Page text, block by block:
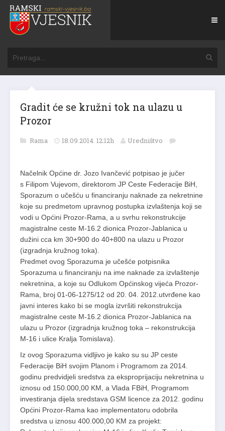
Gradit će se kružni tok na ulazu u
Prozor
Rama 18.09.2014. 12:12h Uredništvo
Načelnik Općine dr. Jozo Ivančević potpisao je jučer
s Filipom Vujevom, direktorom JP Ceste Federacije BiH,
Sporazum o učešću u financiranju naknade za nekretnine
koje su predmetom upravnog postupka izvlaštenja koji se
vodi u Općini Prozor-Rama, a u svrhu rekonstrukcije
magistralne ceste M-16.2 dionica Prozor-Jablanica u
dužini cca km 30+900 do 40+800 na ulazu u Prozor
(izgradnja kružnog toka).
Predmet ovog Sporazuma je učešće potpisnika
Sporazuma u financiranju na ime naknade za izvlaštenje
nekretnina, a koje su Odlukom Općinskog vijeća Prozor-
Rama, broj 01-06-1275/12 od 20. 04. 2012.utvrđene kao
javni interes kako bi se mogla izvršiti rekonstrukcija
magistralne ceste M-16.2 dionica Prozor-Jablanica na
ulazu u Prozor (izgradnja kružnog toka – rekonstrukcija
M-16 i ulice Kralja Tomislava).
Iz ovog Sporazuma vidljivo je kako su su JP ceste
Federacije BiH svojim Planom i Programom za 2014.
godinu predvidjeli sredstva za eksproprijaciju nekretnina u
iznosu od 150.000,00 KM, a Vlada FBiH, Programom
investiranja dijela sredstava GSM licence za 2012. godinu
Općini Prozor-Rama kao implementatoru odobrila
sredstva u iznosu 400.000,00 KM za projekt: